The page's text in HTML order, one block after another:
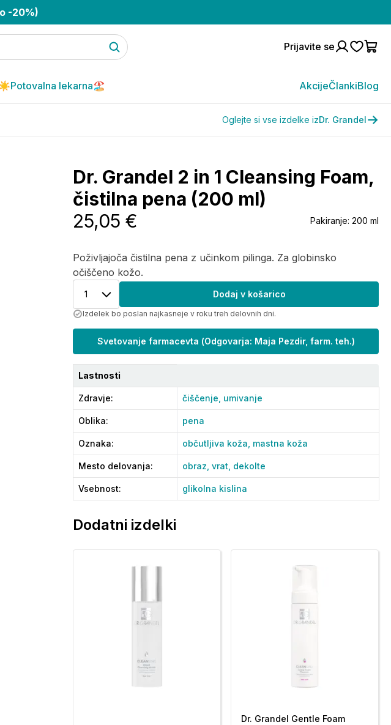
-20%)
Prijavite se
Potovalna lekarna🏖️ AkcijeČlankiBlog
Oglejte si vse izdelke izDr. Grandel
Dr. Grandel 2 in 1 Cleansing Foam,
čistilna pena (200 ml)
Poživljajoča čistilna pena z učinkom pilinga. Za globinsko
očiščeno kožo.
25,05 € Pakiranje: 200 ml
1 Dodaj v košarico
Izdelek bo poslan najkasneje v roku treh delovnih dni.
Svetovanje farmacevta (Odgovarja: Maja Pezdir, farm. teh.)
Lastnosti
Zdravje: čiščenje, umivanje
Oblika: pena
Oznaka: občutljiva koža, mastna koža
Mesto delovanja: obraz, vrat, dekolte
Vsebnost: glikolna kislina
Dodatni izdelki
Dr. Grandel Gentle Foam